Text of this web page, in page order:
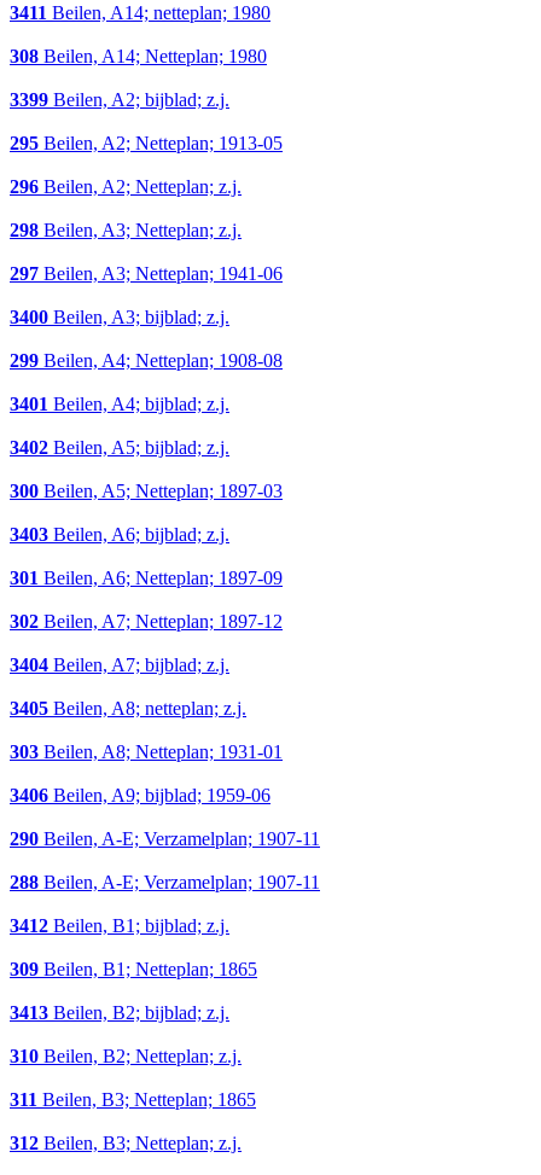
3411 Beilen, A14; netteplan; 1980
308 Beilen, A14; Netteplan; 1980
3399 Beilen, A2; bijblad; z.j.
295 Beilen, A2; Netteplan; 1913-05
296 Beilen, A2; Netteplan; z.j.
298 Beilen, A3; Netteplan; z.j.
297 Beilen, A3; Netteplan; 1941-06
3400 Beilen, A3; bijblad; z.j.
299 Beilen, A4; Netteplan; 1908-08
3401 Beilen, A4; bijblad; z.j.
3402 Beilen, A5; bijblad; z.j.
300 Beilen, A5; Netteplan; 1897-03
3403 Beilen, A6; bijblad; z.j.
301 Beilen, A6; Netteplan; 1897-09
302 Beilen, A7; Netteplan; 1897-12
3404 Beilen, A7; bijblad; z.j.
3405 Beilen, A8; netteplan; z.j.
303 Beilen, A8; Netteplan; 1931-01
3406 Beilen, A9; bijblad; 1959-06
290 Beilen, A-E; Verzamelplan; 1907-11
288 Beilen, A-E; Verzamelplan; 1907-11
3412 Beilen, B1; bijblad; z.j.
309 Beilen, B1; Netteplan; 1865
3413 Beilen, B2; bijblad; z.j.
310 Beilen, B2; Netteplan; z.j.
311 Beilen, B3; Netteplan; 1865
312 Beilen, B3; Netteplan; z.j.